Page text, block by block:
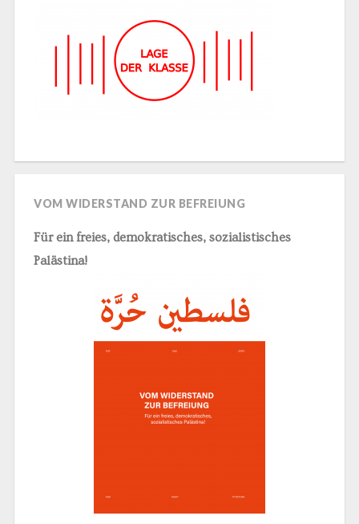
VOM WIDERSTAND ZUR BEFREIUNG
Für ein freies, demokratisches, sozialistisches
Palästina!